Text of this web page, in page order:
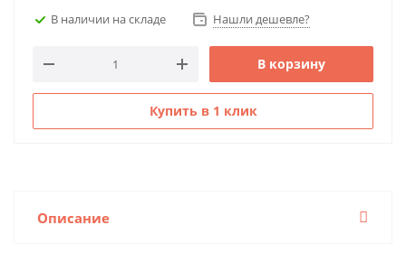
В наличии на складе Нашли дешевле?
В корзину
Купить в 1 клик
Описание